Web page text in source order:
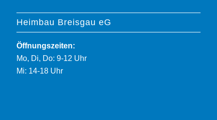
Heimbau Breisgau eG
Öffnungszeiten:
Mo, Di, Do: 9-12 Uhr
Mi: 14-18 Uhr